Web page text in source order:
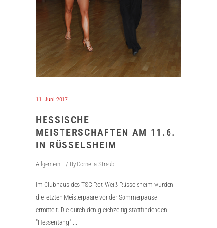
11. Juni 2017
HESSISCHE
MEISTERSCHAFTEN AM 11.6.
IN RÜSSELSHEIM
Allgemein By Cornelia Straub
Im Clubhaus des TSC Rot-Weiß Rüsselsheim wurden
die letzten Meisterpaare vor der Sommerpause
ermittelt. Die durch den gleichzeitig stattfindenden
"Hessentang"